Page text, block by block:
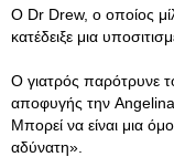
Ο Dr Drew, ο οποίος
κατέδειξε μια
Ο γιατρός παρότρυνε
αποφυγής την
Μπορεί να είναι μια
αδύνατη».